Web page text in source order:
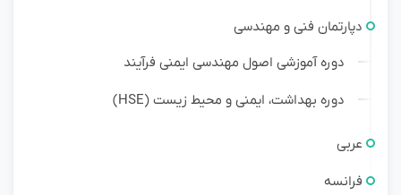
دپارتمان فنی و مهندسی
دوره آموزشی اصول مهندسی ایمنی فرآیند
دوره بهداشت، ایمنی و محیط زیست (HSE)
عربی
فرانسه